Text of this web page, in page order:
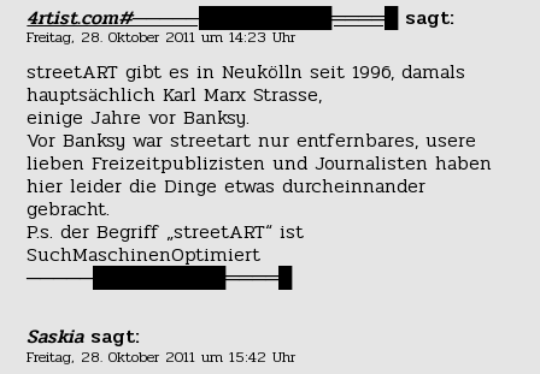
4rtist.com#─────██████████════█
sagt:
Freitag, 28. Oktober 2011 um 14:23 Uhr
streetART gibt es in Neukölln seit 1996, damals
hauptsächlich Karl Marx Strasse,
einige Jahre vor Banksy.
Vor Banksy war streetart nur entfernbares, usere
lieben Freizeitpublizisten und Journalisten haben
hier leider die Dinge etwas durcheinnander
gebracht.
P.s. der Begriff „streetART“ ist
SuchMaschinenOptimiert
─────██████████════█
Saskia sagt:
Freitag, 28. Oktober 2011 um 15:42 Uhr